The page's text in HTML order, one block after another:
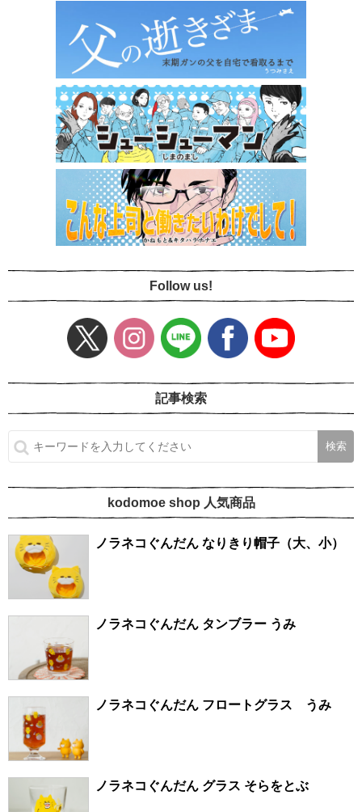
Follow us!
記事検索
kodomoe shop 人気商品
ノラネコぐんだん なりきり帽子（大、小）
ノラネコぐんだん タンブラー うみ
ノラネコぐんだん フロートグラス うみ
ノラネコぐんだん グラス そらをとぶ